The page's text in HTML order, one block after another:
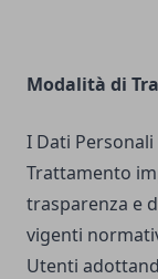
Modalità di
I Dati
Trattamento
trasparenza e
vigenti
Utenti